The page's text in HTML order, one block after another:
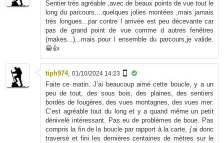
Sentier très agréable ,avec de beaux points de vue tout le
long du parcours....quelques jolies montées ,mais jamais
très longues...par contre l arrivée est peu décevante car
pas de grand point de vue comme d autres fenêtres
(makes...)...mais pour l ensemble du parcours,je valide.
😁👍
tiph974, 01/10/2024 14:23
Faite ce matin. J’ai beaucoup aimé cette boucle, y a un
peu de tout, des sous bois, des plaines, des sentiers
bordés de fougères, des vues montagnes, des vues mer.
C’est agréable tout du long et y a quand même un petit
dénivelé intéressant. Pas eu de problèmes de boue. Pas
compris la fin de la boucle par rapport à la carte, j’ai donc
traversé et fini les dernières centaines de mètres sur le